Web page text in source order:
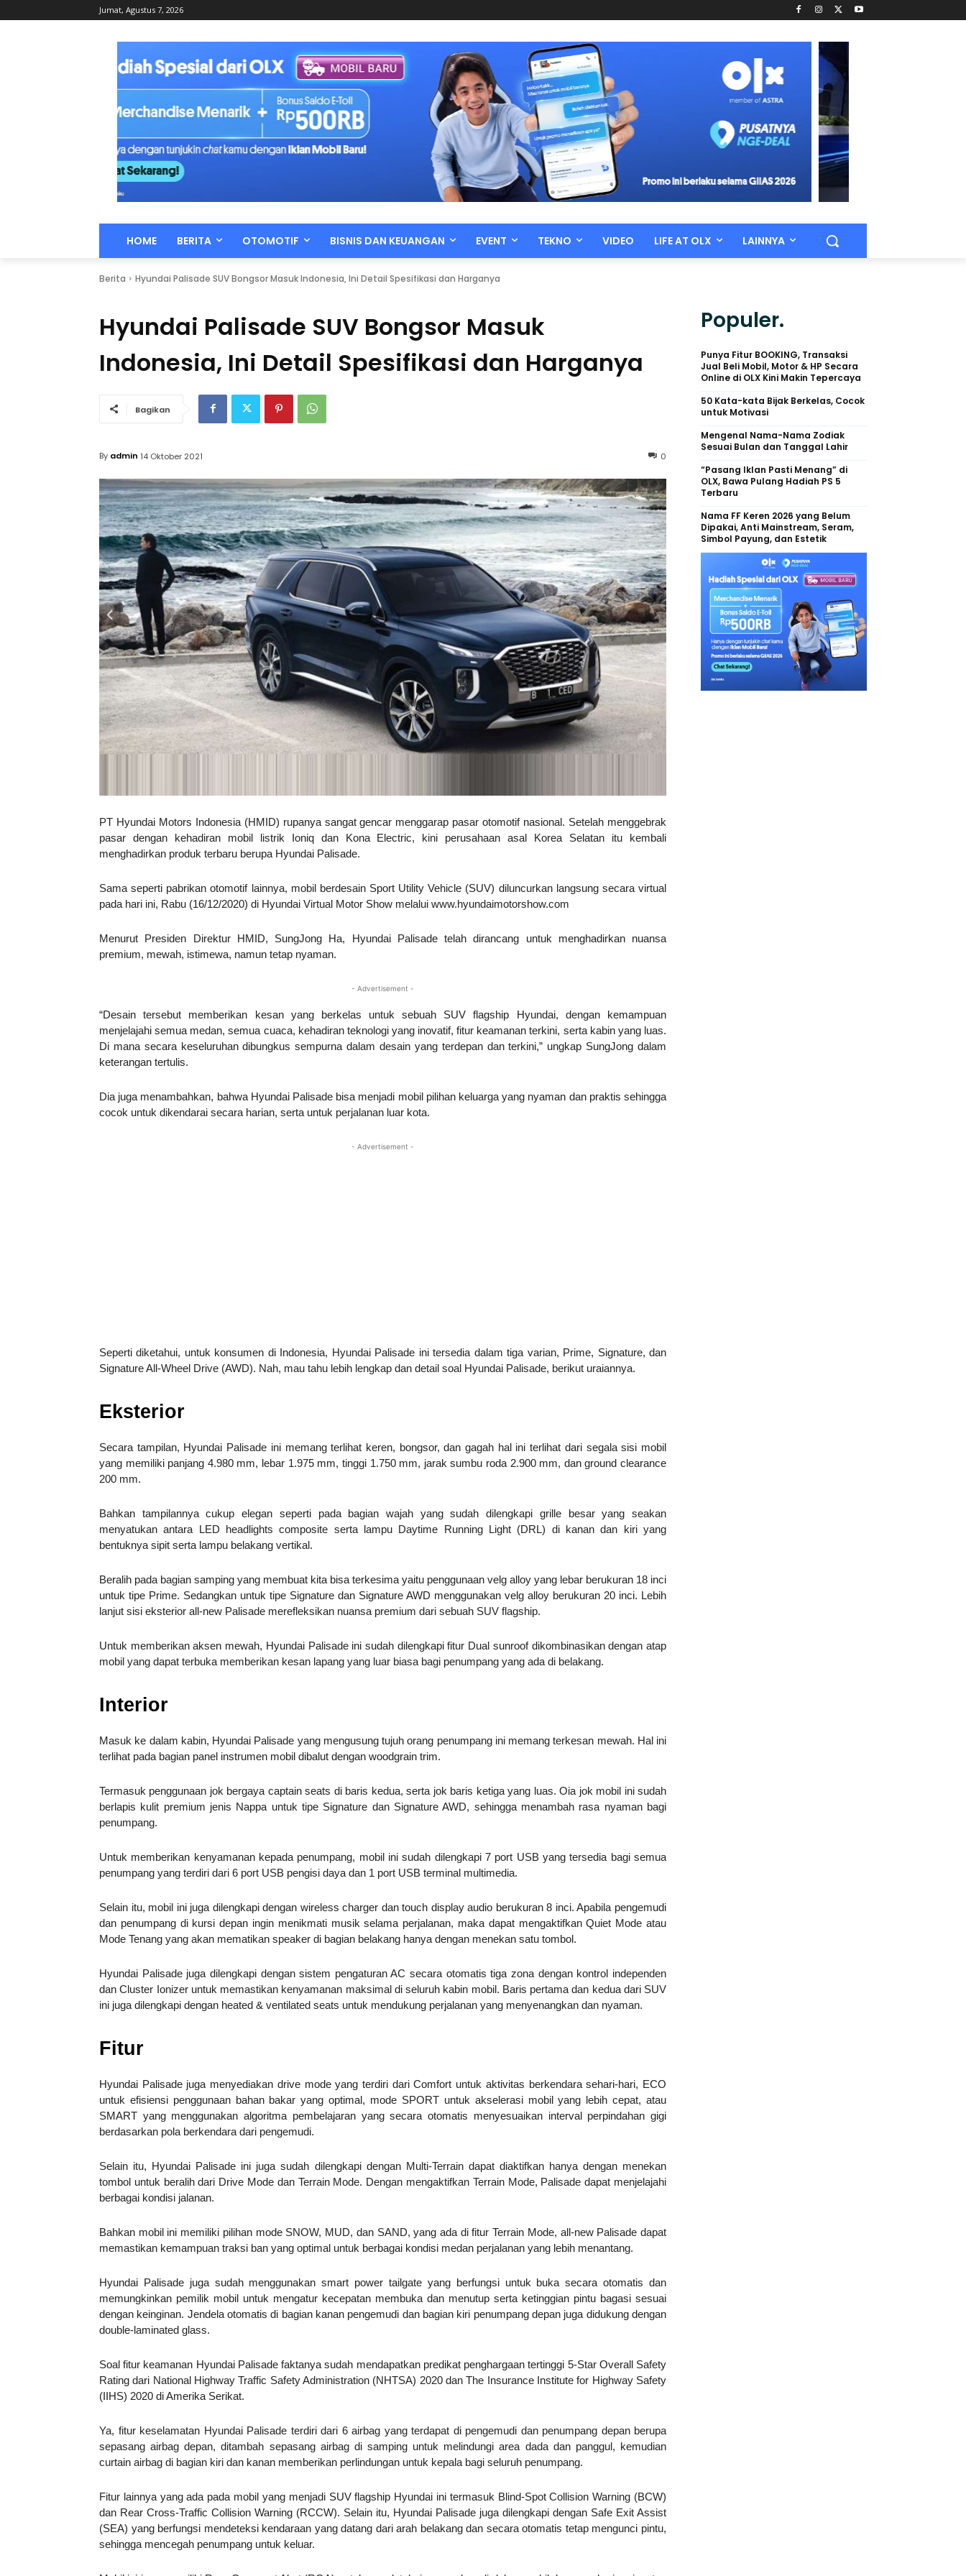
Jumat, Agustus 7, 2026
HOME BERITA OTOMOTIF BISNIS DAN KEUANGAN EVENT TEKNO VIDEO LIFE AT OLX LAINNYA
Berita Hyundai Palisade SUV Bongsor Masuk Indonesia, Ini Detail Spesifikasi dan Harganya
Hyundai Palisade SUV Bongsor Masuk
Indonesia, Ini Detail Spesifikasi dan Harganya
Bagikan
0
By admin 14 Oktober 2021
PT Hyundai Motors Indonesia (HMID) rupanya sangat gencar menggarap pasar otomotif nasional. Setelah menggebrak
pasar dengan kehadiran mobil listrik Ioniq dan Kona Electric, kini perusahaan asal Korea Selatan itu kembali
menghadirkan produk terbaru berupa Hyundai Palisade.
Sama seperti pabrikan otomotif lainnya, mobil berdesain Sport Utility Vehicle (SUV) diluncurkan langsung secara virtual
pada hari ini, Rabu (16/12/2020) di Hyundai Virtual Motor Show melalui www.hyundaimotorshow.com
Menurut Presiden Direktur HMID, SungJong Ha, Hyundai Palisade telah dirancang untuk menghadirkan nuansa
premium, mewah, istimewa, namun tetap nyaman.
- Advertisement -
“Desain tersebut memberikan kesan yang berkelas untuk sebuah SUV flagship Hyundai, dengan kemampuan
menjelajahi semua medan, semua cuaca, kehadiran teknologi yang inovatif, fitur keamanan terkini, serta kabin yang luas.
Di mana secara keseluruhan dibungkus sempurna dalam desain yang terdepan dan terkini,” ungkap SungJong dalam
keterangan tertulis.
Dia juga menambahkan, bahwa Hyundai Palisade bisa menjadi mobil pilihan keluarga yang nyaman dan praktis sehingga
cocok untuk dikendarai secara harian, serta untuk perjalanan luar kota.
- Advertisement -
Seperti diketahui, untuk konsumen di Indonesia, Hyundai Palisade ini tersedia dalam tiga varian, Prime, Signature, dan
Signature All-Wheel Drive (AWD). Nah, mau tahu lebih lengkap dan detail soal Hyundai Palisade, berikut uraiannya.
Eksterior
Secara tampilan, Hyundai Palisade ini memang terlihat keren, bongsor, dan gagah hal ini terlihat dari segala sisi mobil
yang memiliki panjang 4.980 mm, lebar 1.975 mm, tinggi 1.750 mm, jarak sumbu roda 2.900 mm, dan ground clearance
200 mm.
Bahkan tampilannya cukup elegan seperti pada bagian wajah yang sudah dilengkapi grille besar yang seakan
menyatukan antara LED headlights composite serta lampu Daytime Running Light (DRL) di kanan dan kiri yang
bentuknya sipit serta lampu belakang vertikal.
Beralih pada bagian samping yang membuat kita bisa terkesima yaitu penggunaan velg alloy yang lebar berukuran 18 inci
untuk tipe Prime. Sedangkan untuk tipe Signature dan Signature AWD menggunakan velg alloy berukuran 20 inci. Lebih
lanjut sisi eksterior all-new Palisade merefleksikan nuansa premium dari sebuah SUV flagship.
Untuk memberikan aksen mewah, Hyundai Palisade ini sudah dilengkapi fitur Dual sunroof dikombinasikan dengan atap
mobil yang dapat terbuka memberikan kesan lapang yang luar biasa bagi penumpang yang ada di belakang.
Interior
Masuk ke dalam kabin, Hyundai Palisade yang mengusung tujuh orang penumpang ini memang terkesan mewah. Hal ini
terlihat pada bagian panel instrumen mobil dibalut dengan woodgrain trim.
Termasuk penggunaan jok bergaya captain seats di baris kedua, serta jok baris ketiga yang luas. Oia jok mobil ini sudah
berlapis kulit premium jenis Nappa untuk tipe Signature dan Signature AWD, sehingga menambah rasa nyaman bagi
penumpang.
Untuk memberikan kenyamanan kepada penumpang, mobil ini sudah dilengkapi 7 port USB yang tersedia bagi semua
penumpang yang terdiri dari 6 port USB pengisi daya dan 1 port USB terminal multimedia.
Selain itu, mobil ini juga dilengkapi dengan wireless charger dan touch display audio berukuran 8 inci. Apabila pengemudi
dan penumpang di kursi depan ingin menikmati musik selama perjalanan, maka dapat mengaktifkan Quiet Mode atau
Mode Tenang yang akan mematikan speaker di bagian belakang hanya dengan menekan satu tombol.
Hyundai Palisade juga dilengkapi dengan sistem pengaturan AC secara otomatis tiga zona dengan kontrol independen
dan Cluster Ionizer untuk memastikan kenyamanan maksimal di seluruh kabin mobil. Baris pertama dan kedua dari SUV
ini juga dilengkapi dengan heated & ventilated seats untuk mendukung perjalanan yang menyenangkan dan nyaman.
Fitur
Hyundai Palisade juga menyediakan drive mode yang terdiri dari Comfort untuk aktivitas berkendara sehari-hari, ECO
untuk efisiensi penggunaan bahan bakar yang optimal, mode SPORT untuk akselerasi mobil yang lebih cepat, atau
SMART yang menggunakan algoritma pembelajaran yang secara otomatis menyesuaikan interval perpindahan gigi
berdasarkan pola berkendara dari pengemudi.
Selain itu, Hyundai Palisade ini juga sudah dilengkapi dengan Multi-Terrain dapat diaktifkan hanya dengan menekan
tombol untuk beralih dari Drive Mode dan Terrain Mode. Dengan mengaktifkan Terrain Mode, Palisade dapat menjelajahi
berbagai kondisi jalanan.
Bahkan mobil ini memiliki pilihan mode SNOW, MUD, dan SAND, yang ada di fitur Terrain Mode, all-new Palisade dapat
memastikan kemampuan traksi ban yang optimal untuk berbagai kondisi medan perjalanan yang lebih menantang.
Hyundai Palisade juga sudah menggunakan smart power tailgate yang berfungsi untuk buka secara otomatis dan
memungkinkan pemilik mobil untuk mengatur kecepatan membuka dan menutup serta ketinggian pintu bagasi sesuai
dengan keinginan. Jendela otomatis di bagian kanan pengemudi dan bagian kiri penumpang depan juga didukung dengan
double-laminated glass.
Soal fitur keamanan Hyundai Palisade faktanya sudah mendapatkan predikat penghargaan tertinggi 5-Star Overall Safety
Rating dari National Highway Traffic Safety Administration (NHTSA) 2020 dan The Insurance Institute for Highway Safety
(IIHS) 2020 di Amerika Serikat.
Ya, fitur keselamatan Hyundai Palisade terdiri dari 6 airbag yang terdapat di pengemudi dan penumpang depan berupa
sepasang airbag depan, ditambah sepasang airbag di samping untuk melindungi area dada dan panggul, kemudian
curtain airbag di bagian kiri dan kanan memberikan perlindungan untuk kepala bagi seluruh penumpang.
Fitur lainnya yang ada pada mobil yang menjadi SUV flagship Hyundai ini termasuk Blind-Spot Collision Warning (BCW)
dan Rear Cross-Traffic Collision Warning (RCCW). Selain itu, Hyundai Palisade juga dilengkapi dengan Safe Exit Assist
(SEA) yang berfungsi mendeteksi kendaraan yang datang dari arah belakang dan secara otomatis tetap mengunci pintu,
sehingga mencegah penumpang untuk keluar.
Populer.
Punya Fitur BOOKING, Transaksi
Jual Beli Mobil, Motor & HP Secara
Online di OLX Kini Makin Tepercaya
50 Kata-kata Bijak Berkelas, Cocok
untuk Motivasi
Mengenal Nama-Nama Zodiak
Sesuai Bulan dan Tanggal Lahir
“Pasang Iklan Pasti Menang” di
OLX, Bawa Pulang Hadiah PS 5
Terbaru
Nama FF Keren 2026 yang Belum
Dipakai, Anti Mainstream, Seram,
Simbol Payung, dan Estetik